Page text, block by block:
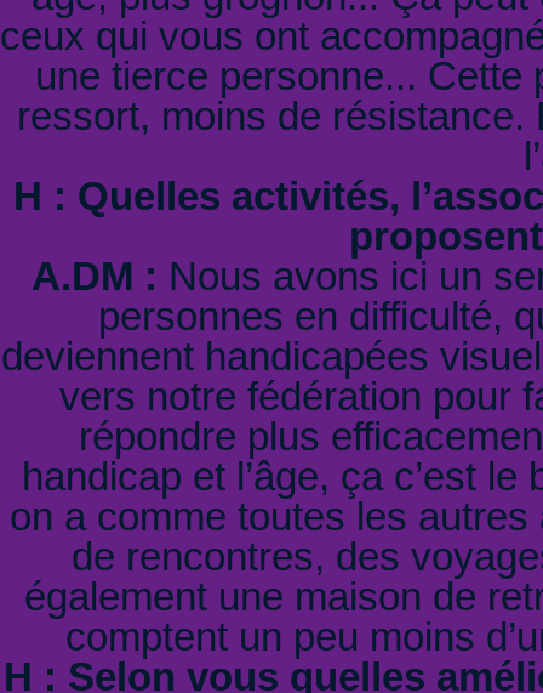
ceux qui vous ont
une tierce personne...
ressort, moins de
H : Quelles activités,
A.DM : Nous avons ici un
personnes en difficulté,
deviennent handicapées
vers notre fédération pour
répondre plus
handicap et l’âge, ça c’est
on a comme toutes les
de rencontres, des
également une maison de
comptent un peu moins
H : Selon vous quelles